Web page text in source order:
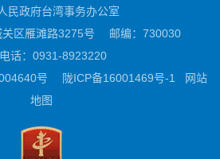
民政府台湾事务办公室
区雁滩路3275号
邮编：730030
话：0931-8923220
号
陇ICP备16001469号-1
网站
地图